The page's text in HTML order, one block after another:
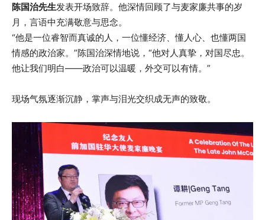
陈国治先生发表开场致辞。他深情回顾了与麦家廉共事的岁
月，言语中充满敬意与思念。
“他是一位睿智而真诚的人，一位懂经济、懂人心、也懂两国
情感的政治家。”陈国治深情地说，“他对人真挚，对国尽忠。
他让我们明白——政治可以温暖，外交可以有情。”
现场气氛逐渐沉静，掌声与泪光交织成无声的致敬。